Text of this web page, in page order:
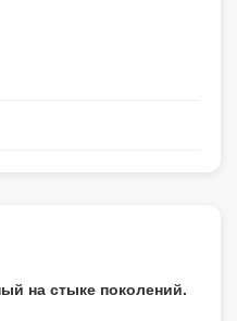
на стыке поколений.